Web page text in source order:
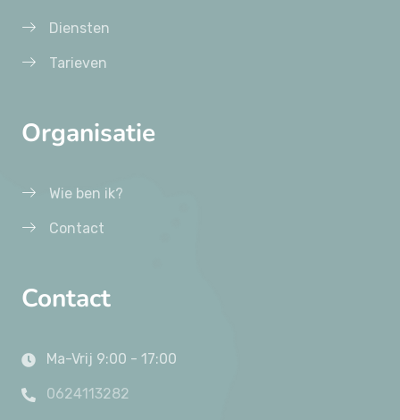
Diensten
Tarieven
Organisatie
Wie ben ik?
Contact
Contact
Ma-Vrij 9:00 - 17:00
0624113282